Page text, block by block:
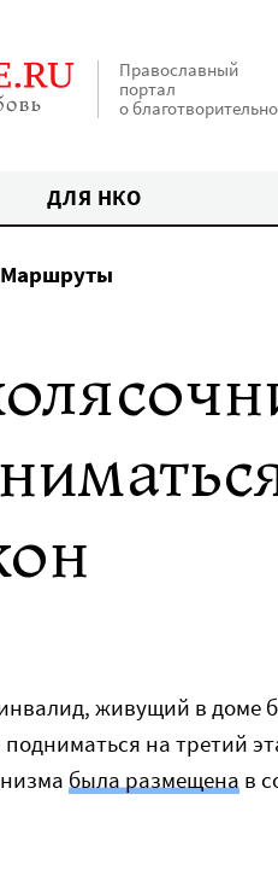
Православный
портал
о
ДЛЯ НКО
Маршруты
живущий в доме
на третий
была размещена в